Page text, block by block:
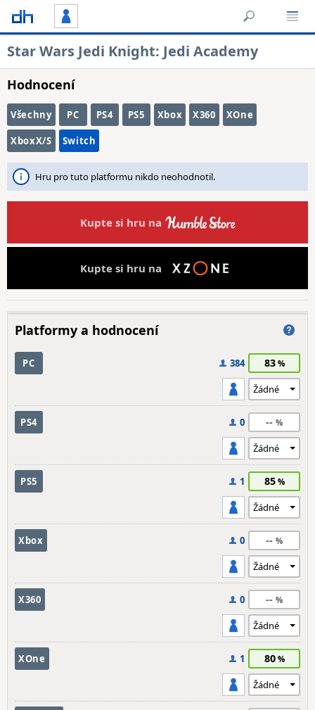
Star Wars Jedi Knight: Jedi Academy
Hodnocení
Všechny PC PS4 PS5 Xbox X360 XOne
XboxX/S Switch
Hru pro tuto platformu nikdo neohodnotil.
Kupte si hru na
Kupte si hru na
Platformy a hodnocení
PC 384 83
PS4 0 --
PS5 1 85
Xbox 0 --
X360 0 --
XOne 1 80